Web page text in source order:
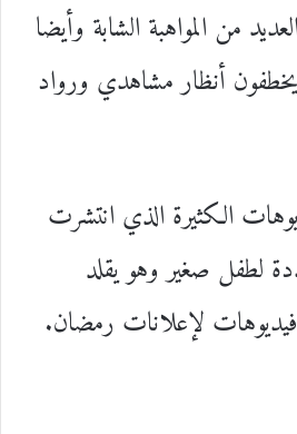
من المواهبة الشابة وأيضا
أنظار مشاهدي ورواد
الكثيرة الذي انتشرت
لطفل صغير وهو يقلد
فيديوهات لإعلانات رمضان.